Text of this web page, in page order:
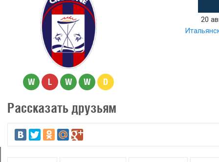
W L W W D
20
Рассказать друзьям